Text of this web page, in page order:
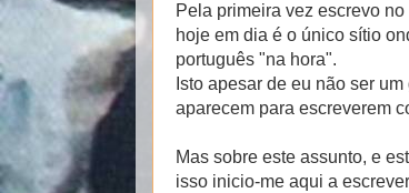
Pela primeira vez escrevo
hoje em dia é o único sítio
português "na hora".
Isto apesar de eu não ser
aparecem para escreverem
Mas sobre este assunto, e
isso inicio-me aqui a